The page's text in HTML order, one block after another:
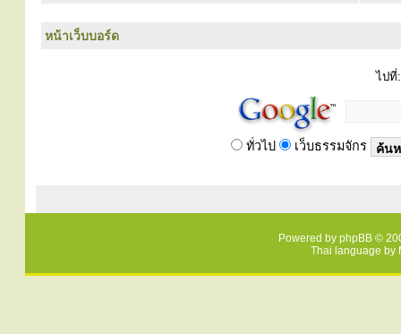
หน้าเว็บบอร์ด
ไปที่:
ทั่วไป เว็บธรรมจักร
Powered by phpBB ©
Thai language by